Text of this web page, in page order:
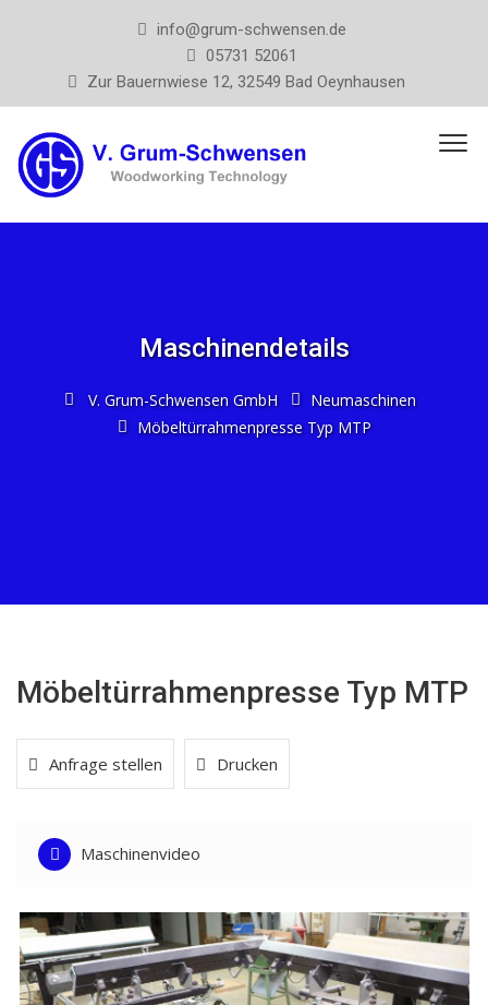
info@grum-schwensen.de
05731 52061
Zur Bauernwiese 12, 32549 Bad Oeynhausen
Maschinendetails
V. Grum-Schwensen GmbH
Neumaschinen
Möbeltürrahmenpresse Typ MTP
Möbeltürrahmenpresse Typ MTP
Anfrage stellen Drucken
Maschinenvideo